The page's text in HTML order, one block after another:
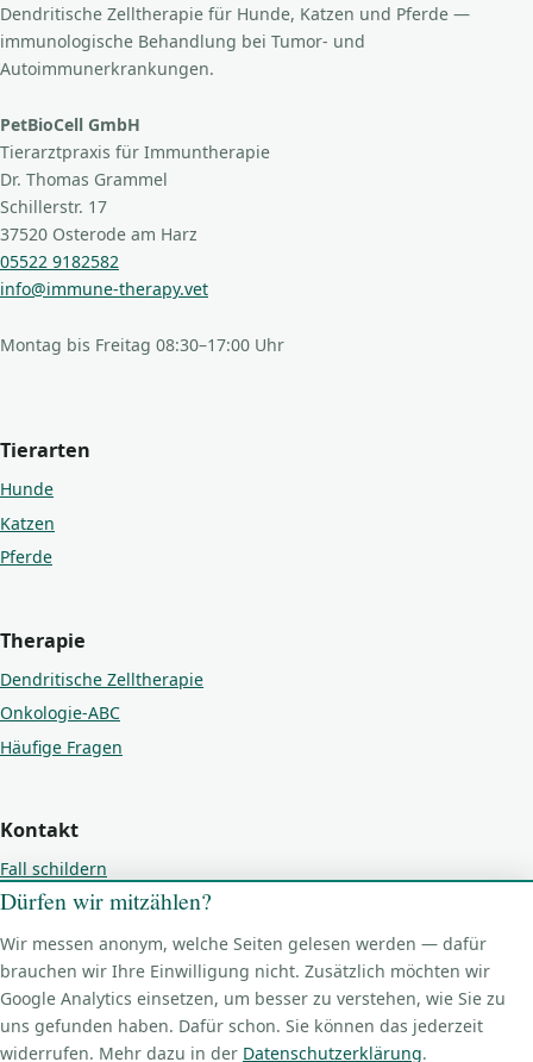
Dendritische Zelltherapie für Hunde, Katzen und Pferde —
immunologische Behandlung bei Tumor- und
Autoimmunerkrankungen.
PetBioCell GmbH
Tierarztpraxis für Immuntherapie
Dr. Thomas Grammel
Schillerstr. 17
37520 Osterode am Harz
05522 9182582
info@immune-therapy.vet
Montag bis Freitag 08:30–17:00 Uhr
Tierarten
Hunde
Katzen
Pferde
Therapie
Dendritische Zelltherapie
Onkologie-ABC
Häufige Fragen
Kontakt
Fall schildern
Kontakt
Impressum
Datenschutz
Cookie-Einstellungen
Dürfen wir mitzählen?
Wir messen anonym, welche Seiten gelesen werden — dafür
brauchen wir Ihre Einwilligung nicht. Zusätzlich möchten wir
Google Analytics einsetzen, um besser zu verstehen, wie Sie zu
uns gefunden haben. Dafür schon. Sie können das jederzeit
widerrufen. Mehr dazu in der Datenschutzerklärung.